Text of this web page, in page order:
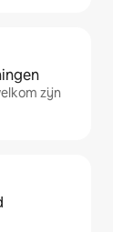
zijn